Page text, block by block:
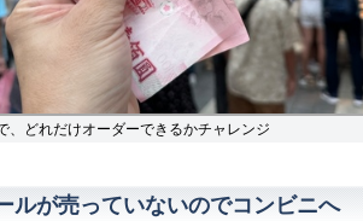
、どれだけオーダーできるかチャレンジ
ルが売っていないのでコンビニへ